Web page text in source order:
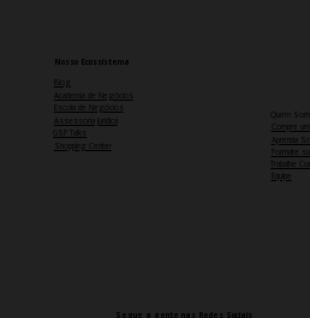
Nosso Ecossistema
Blog
Academia de Negócios
Escola de Negócios
GSP Talks
Shopping Center
Quem
Aprenda
Formate
Trabalhe
Segue a gente nas Redes Sociais